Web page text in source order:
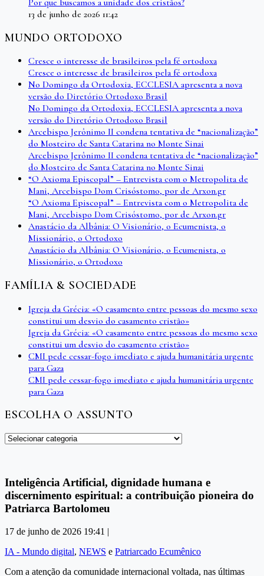
Por que buscamos a unidade dos cristãos?
13 de junho de 2026 11:42
MUNDO ORTODOXO
Cresce o interesse de brasileiros pela fé ortodoxa
Cresce o interesse de brasileiros pela fé ortodoxa
No Domingo da Ortodoxia, ECCLESIA apresenta a nova
versão do Diretório Ortodoxo Brasil
No Domingo da Ortodoxia, ECCLESIA apresenta a nova
versão do Diretório Ortodoxo Brasil
Arcebispo Jerônimo II condena tentativa de “nacionalização”
do Mosteiro de Santa Catarina no Monte Sinai
Arcebispo Jerônimo II condena tentativa de “nacionalização”
do Mosteiro de Santa Catarina no Monte Sinai
“O Axioma Episcopal” – Entrevista com o Metropolita de
Mani, Arcebispo Dom Crisóstomo, por de Arxon.gr
“O Axioma Episcopal” – Entrevista com o Metropolita de
Mani, Arcebispo Dom Crisóstomo, por de Arxon.gr
Anastácio da Albânia: O Visionário, o Ecumenista, o
Missionário, o Ortodoxo
Anastácio da Albânia: O Visionário, o Ecumenista, o
Missionário, o Ortodoxo
FAMÍLIA & SOCIEDADE
Igreja da Grécia: «O casamento entre pessoas do mesmo sexo
constitui um desvio do casamento cristão»
Igreja da Grécia: «O casamento entre pessoas do mesmo sexo
constitui um desvio do casamento cristão»
CMI pede cessar-fogo imediato e ajuda humanitária urgente
para Gaza
CMI pede cessar-fogo imediato e ajuda humanitária urgente
para Gaza
ESCOLHA O ASSUNTO
Escolha
Inteligência Artificial, dignidade humana e
discernimento espiritual: a contribuição pioneira do
Patriarca Bartolomeu
17 de junho de 2026 19:41 |
IA - Mundo digital, NEWS e Patriarcado Ecumênico
Com a atenção da comunidade internacional voltada, nas últimas